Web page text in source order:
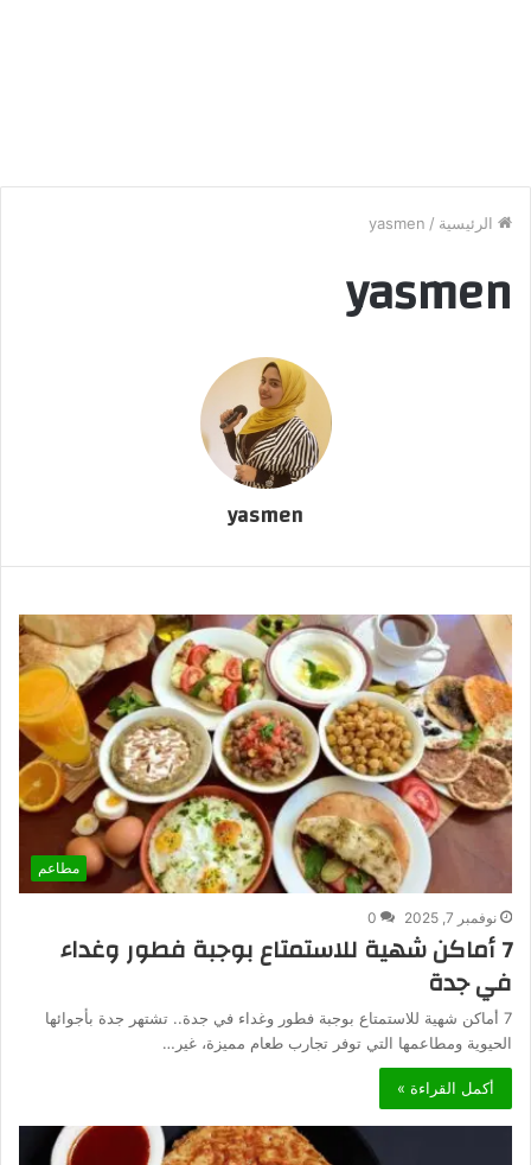
الرئيسية /
yasmen
yasmen
yasmen
مطاعم
نوفمبر 7, 2025 0
7 أماكن شهية للاستمتاع بوجبة فطور وغداء
في جدة
7 أماكن شهية للاستمتاع بوجبة فطور وغداء في جدة.. تشتهر جدة بأجوائها
الحيوية ومطاعمها التي توفر تجارب طعام مميزة، غير…
أكمل القراءة »